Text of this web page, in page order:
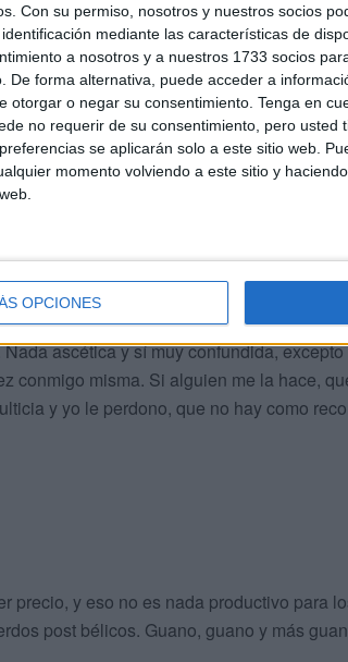
Con su permiso, nosotros y nuestros socios
mediante las características de
a nosotros y a nuestros 1733 socios
De forma alternativa, puede acceder a
otorgar o negar su consentimiento. Tenga en
no requerir de su consentimiento, pero usted
se aplicarán solo a este sitio web.
momento volviendo a este sitio y
OPCIONES
fútiles de toma y daca, con caminos
con mis fieles, jodida con los guarros. No
mío sino siempre el de los demás.
el que lo propone siempre es el que ha
ascética y sí muy confundida,
conmigo misma. Si alguien me la hace,
y yo le perdono, que no hay como
precio, y eso no es nada productivo para
post bélicos. Guano, guano y más